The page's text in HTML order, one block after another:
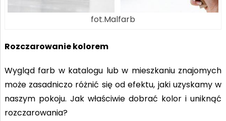
fot.Malfarb
Rozczarowanie kolorem
Wygląd farb w katalogu lub w mieszkaniu znajomych
może zasadniczo różnić się od efektu, jaki uzyskamy w
naszym pokoju. Jak właściwie dobrać kolor i uniknąć
rozczarowania?